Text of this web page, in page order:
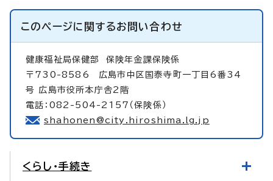
このページに関するお問い合わせ
健康福祉局保健部 保険年金課保険係
〒730-8586 広島市中区国泰寺町一丁目6番34
号 広島市役所本庁舎2階
電話：082-504-2157（保険係）
shahonen@city.hiroshima.lg.jp
くらし・手続き